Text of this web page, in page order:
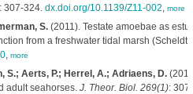
307-324. dx.doi.org/10.1139/Z11-002, more
S.(2011). Testate amoebae as
from a freshwater tidal marsh (Scheldt
, more
S.; Aerts, P.; Herrel, A.; Adriaens, D.
adult seahorses. J. Theor. Biol. 269(1):